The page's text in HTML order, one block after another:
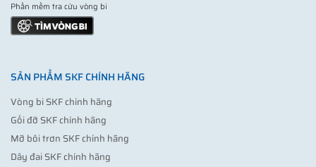
Phần mềm tra cứu vòng bi
SẢN PHẨM SKF CHÍNH HÃNG
Vòng bi SKF chính hãng
Gối đỡ SKF chính hãng
Mỡ bôi trơn SKF chính hãng
Dây đai SKF chính hãng